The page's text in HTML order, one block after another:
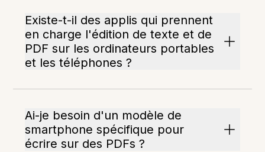
Existe-t-il des applis qui prennent
en charge l'édition de texte et de
PDF sur les ordinateurs portables
et les téléphones ?
Ai-je besoin d'un modèle de
smartphone spécifique pour
écrire sur des PDFs ?